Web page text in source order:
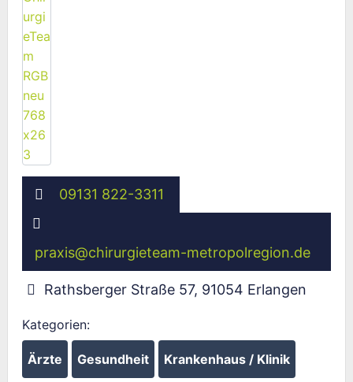
09131 822-3311
praxis@chirurgieteam-metropolregion.de
Rathsberger Straße 57, 91054 Erlangen
Kategorien:
Ärzte Gesundheit Krankenhaus / Klinik